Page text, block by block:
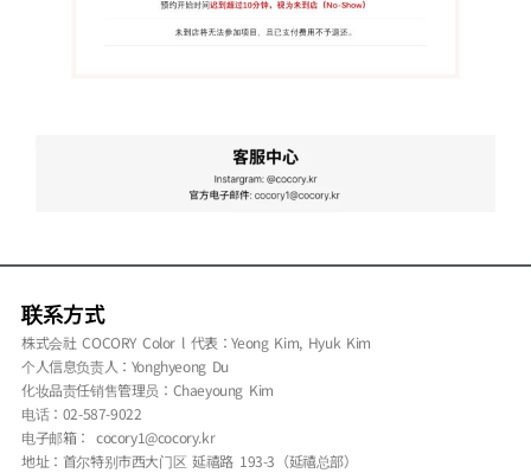
联系方式
株式会社 COCORY Color l 代表：Yeong Kim, Hyuk Kim
个人信息负责人：Yonghyeong Du
化妆品责任销售管理员：Chaeyoung Kim
电话：02-587-9022
电子邮箱： cocory1@cocory.kr
地址：首尔特别市西大门区 延禧路 193-3（延禧总部）